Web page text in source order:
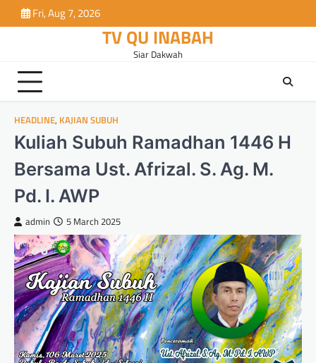
to
Fri, Aug 7, 2026
TV QU INABAH
Siar Dakwah
HEADLINE, KAJIAN SUBUH
Kuliah Subuh Ramadhan 1446 H
Bersama Ust. Afrizal. S. Ag. M.
Pd. I. AWP
admin 5 March 2025